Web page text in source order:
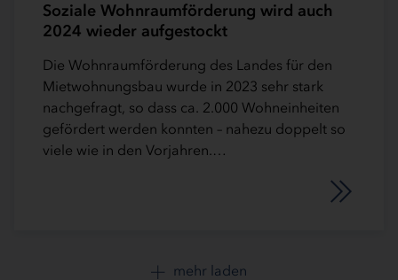
Soziale Wohnraumförderung wird auch
2024 wieder aufgestockt
Die Wohnraumförderung des Landes für den
Mietwohnungsbau wurde in 2023 sehr stark
nachgefragt, so dass ca. 2.000 Wohneinheiten
gefördert werden konnten – nahezu doppelt so
viele wie in den Vorjahren.…
mehr laden